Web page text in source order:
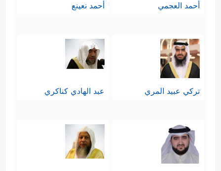
أحمد العجمي أحمد نعينع
تركي عبيد المري عبد الهادي كناكري